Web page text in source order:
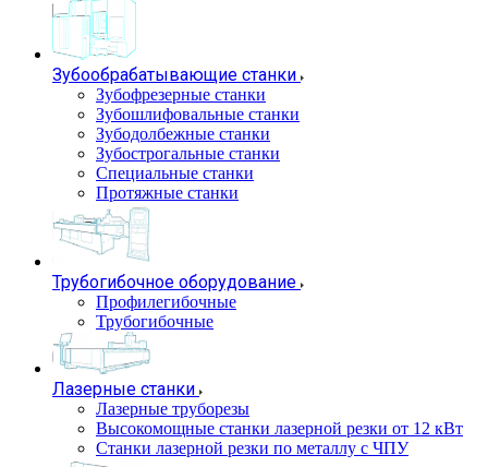
Зубообрабатывающие станки
Зубофрезерные станки
Зубошлифовальные станки
Зубодолбежные станки
Зубострогальные станки
Специальные станки
Протяжные станки
Трубогибочное оборудование
Профилегибочные
Трубогибочные
Лазерные станки
Лазерные труборезы
Высокомощные станки лазерной резки от 12 кВт
Станки лазерной резки по металлу с ЧПУ